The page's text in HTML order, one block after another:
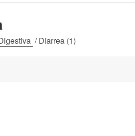
/Diarrea (1)